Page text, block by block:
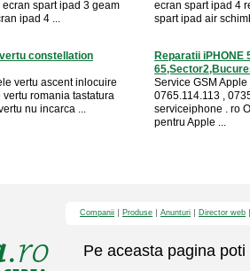
spart ipad 3 geam
ipad 4 ...
ecran spart ipad 4
spart ipad air
constellation
vertu ascent inlocuire
romania tastatura
nu incarca ...
Reparatii iPHONE
Service GSM
0765.114.113 ,
serviceiphone . ro
pentru Apple ...
Companii Produse Anunturi Director web
Pe aceasta pagina poti